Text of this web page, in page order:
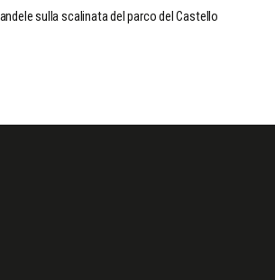
sulla scalinata del parco del Castello